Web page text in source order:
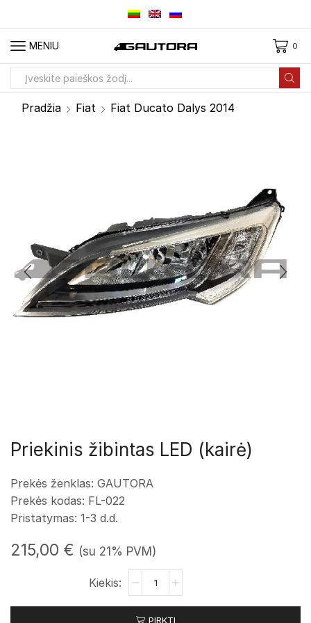
MENIU 0
Pradžia Fiat Fiat Ducato Dalys 2014
Priekinis žibintas LED (kairė)
Prekės ženklas: GAUTORA
Prekės kodas: FL-022
Pristatymas: 1-3 d.d.
215,00 € (su 21% PVM)
produkto
kiekis:
Priekinis
PIRKTI